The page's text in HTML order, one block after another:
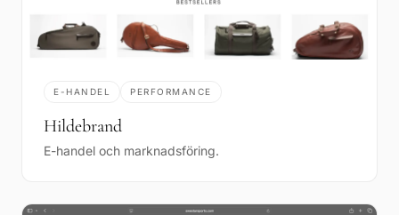
E-HANDEL PERFORMANCE
Hildebrand
E-handel och marknadsföring.